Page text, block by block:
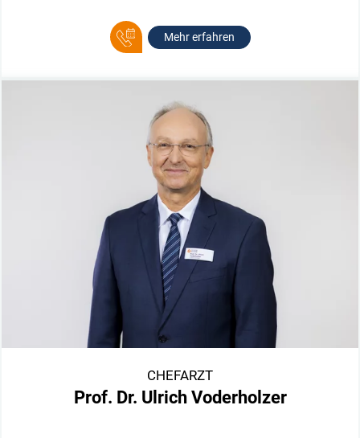
Mehr erfahren
CHEFARZT
Prof. Dr. Ulrich Voderholzer